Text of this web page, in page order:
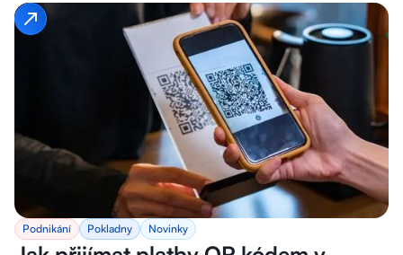
Podnikání Pokladny Novinky